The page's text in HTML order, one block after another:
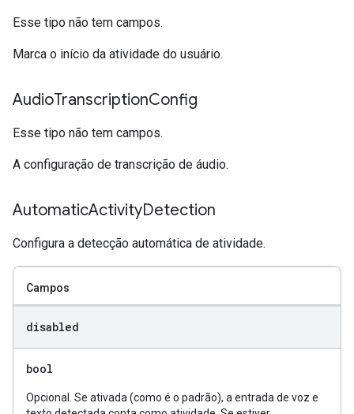
Esse tipo não tem campos.
Marca o início da atividade do usuário.
AudioTranscriptionConfig
Esse tipo não tem campos.
A configuração de transcrição de áudio.
AutomaticActivityDetection
Configura a detecção automática de atividade.
Campos
disabled
bool
Opcional. Se ativada (como é o padrão), a entrada de voz e